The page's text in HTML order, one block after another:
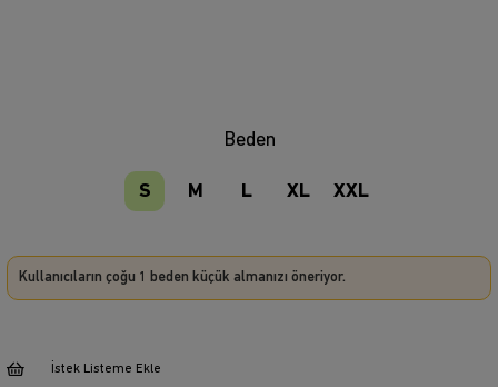
Beden
S M L XL XXL
Kullanıcıların çoğu 1 beden küçük almanızı öneriyor.
İstek Listeme Ekle